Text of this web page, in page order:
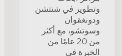
وتطوير في شنتشن
ودونغقوان
وسوتشو، مع أكثر
من 20 عامًا من
الخبرة في